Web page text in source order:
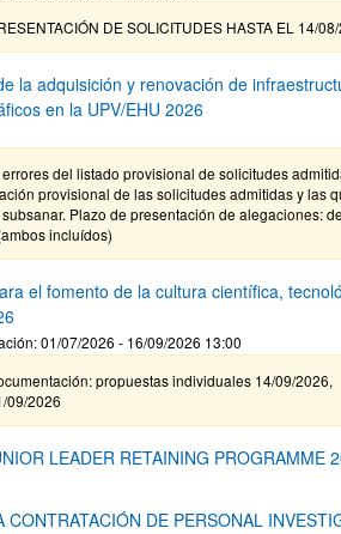
DE SOLICITUDES HASTA EL 14/
la adquisición y renovación de
en la UPV/EHU 2026
del listado provisional de solicitudes
provisional de las solicitudes admitidas y las
Plazo de presentación de alegaciones:
incluídos)
el fomento de la cultura científica,
01/07/2026 - 16/09/2026 13:00
propuestas individuales 14/09/2026,
09/2026
LEADER RETAINING PROGRAMME
CONTRATACIÓN DE PERSONAL